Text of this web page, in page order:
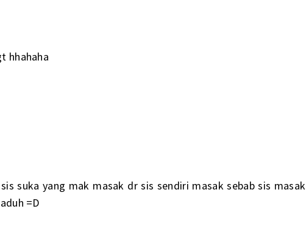
hhahaha
suka yang mak masak dr sis sendiri masak sebab sis masak
=D